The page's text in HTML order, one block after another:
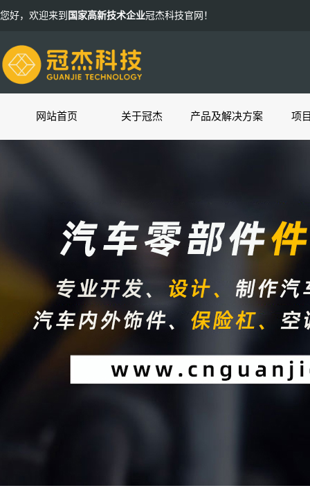
您好，欢迎来到 国家高新技术企业冠杰科技官网！
网站首页 关于冠杰 产品及解决方案 项